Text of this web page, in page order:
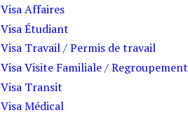
Visa Affaires
Visa Étudiant
Visa Travail / Permis de travail
Visa Visite Familiale / Regroupement
Visa Transit
Visa Médical